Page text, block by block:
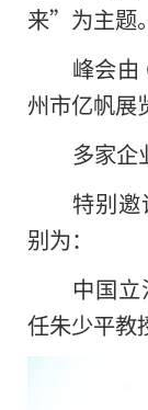
来”为主题。
峰会由
州市亿帆展
多家企
特别
别为：
中国
任朱少平教